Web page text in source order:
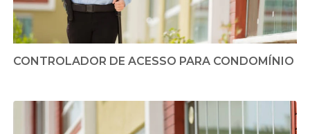
CONTROLADOR DE ACESSO PARA CONDOMÍNIO